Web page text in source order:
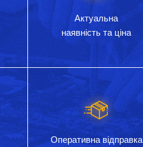
Актуальна
наявність та ціна
Оперативна відправка